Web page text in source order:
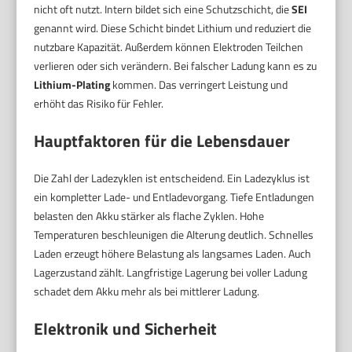
nicht oft nutzt. Intern bildet sich eine Schutzschicht, dieSEI
genannt wird. Diese Schicht bindet Lithium und reduziert die
nutzbare Kapazität. Außerdem können Elektroden Teilchen
verlieren oder sich verändern. Bei falscher Ladung kann es zu
Lithium-Platingkommen. Das verringert Leistung und
erhöht das Risiko für Fehler.
Hauptfaktoren für die Lebensdauer
Die Zahl der Ladezyklen ist entscheidend. Ein Ladezyklus ist
ein kompletter Lade- und Entladevorgang. Tiefe Entladungen
belasten den Akku stärker als flache Zyklen. Hohe
Temperaturen beschleunigen die Alterung deutlich. Schnelles
Laden erzeugt höhere Belastung als langsames Laden. Auch
Lagerzustand zählt. Langfristige Lagerung bei voller Ladung
schadet dem Akku mehr als bei mittlerer Ladung.
Elektronik und Sicherheit